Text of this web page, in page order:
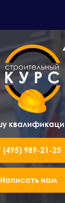
(495) 989-21-25
Написать нам